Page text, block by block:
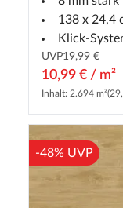
138 x 24,4
Klick-
UVP19,99 €
10,99 € / m²
Inhalt: 2.694 m²
-48% UVP